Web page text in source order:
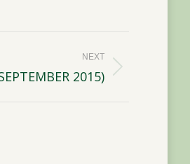
NEXT
2015)